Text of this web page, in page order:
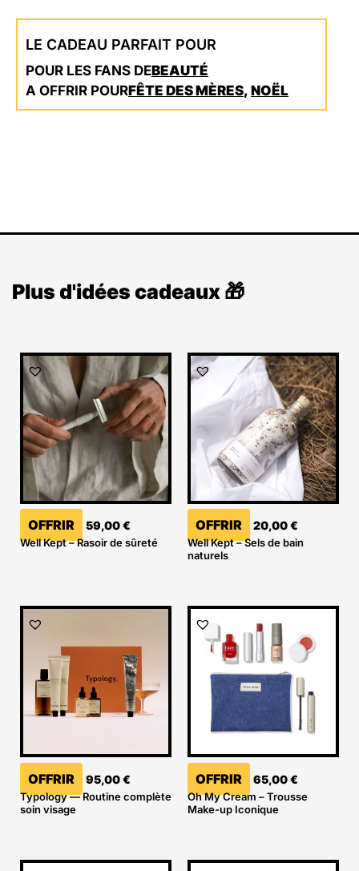
LE CADEAU PARFAIT POUR
POUR LES FANS DEBEAUTÉ
A OFFRIR POURFÊTE DES MÈRES, NOËL
Plus d'idées cadeaux 🎁
OFFRIR 59,00€
Well Kept – Rasoir de sûreté
OFFRIR 20,00€
Well Kept – Sels de bain
naturels
OFFRIR 95,00€
Typology — Routine complète
soin visage
OFFRIR 65,00€
Oh My Cream – Trousse
Make-up Iconique